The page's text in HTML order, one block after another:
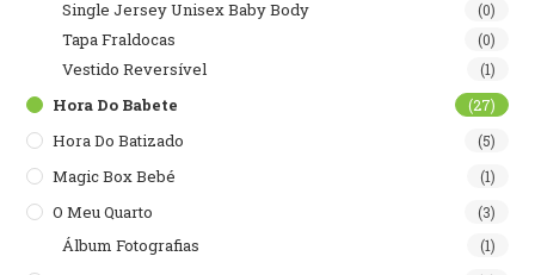
Single Jersey Unisex Baby Body (0)
Tapa Fraldocas (0)
Vestido Reversível (1)
Hora Do Babete (27)
Hora Do Batizado (5)
Magic Box Bebé (1)
O Meu Quarto (3)
Álbum Fotografias (1)